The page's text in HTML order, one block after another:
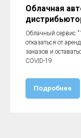
Облачная
Облачный сервис
отказаться от
заказов и
COVID-19
Подробнее